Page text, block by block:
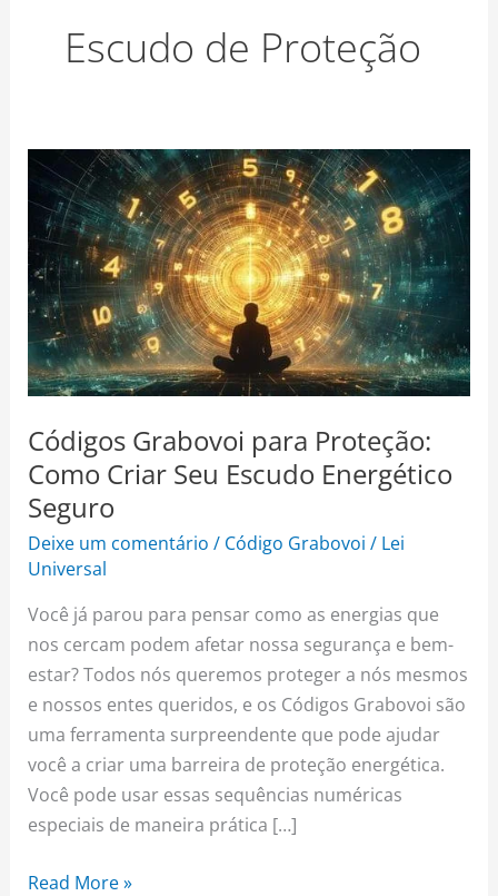
k a
m
s
t
Escudo de Proteção
Códigos Grabovoi para Proteção:
Como Criar Seu Escudo Energético
Seguro
Deixe um comentário / Código Grabovoi / Lei
Universal
Você já parou para pensar como as energias que
nos cercam podem afetar nossa segurança e bem-
estar? Todos nós queremos proteger a nós mesmos
e nossos entes queridos, e os Códigos Grabovoi são
uma ferramenta surpreendente que pode ajudar
você a criar uma barreira de proteção energética.
Você pode usar essas sequências numéricas
especiais de maneira prática […]
Códigos
Grabovoi
para
Proteção:
Como
Criar
Seu
Escudo
Energético
Seguro
Read More »